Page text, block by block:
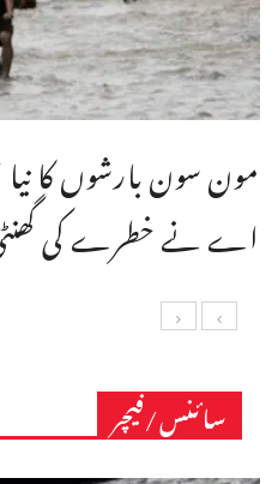
مون سون بارشوں کا
اے نے خطرے کی
سائنس/فیچر